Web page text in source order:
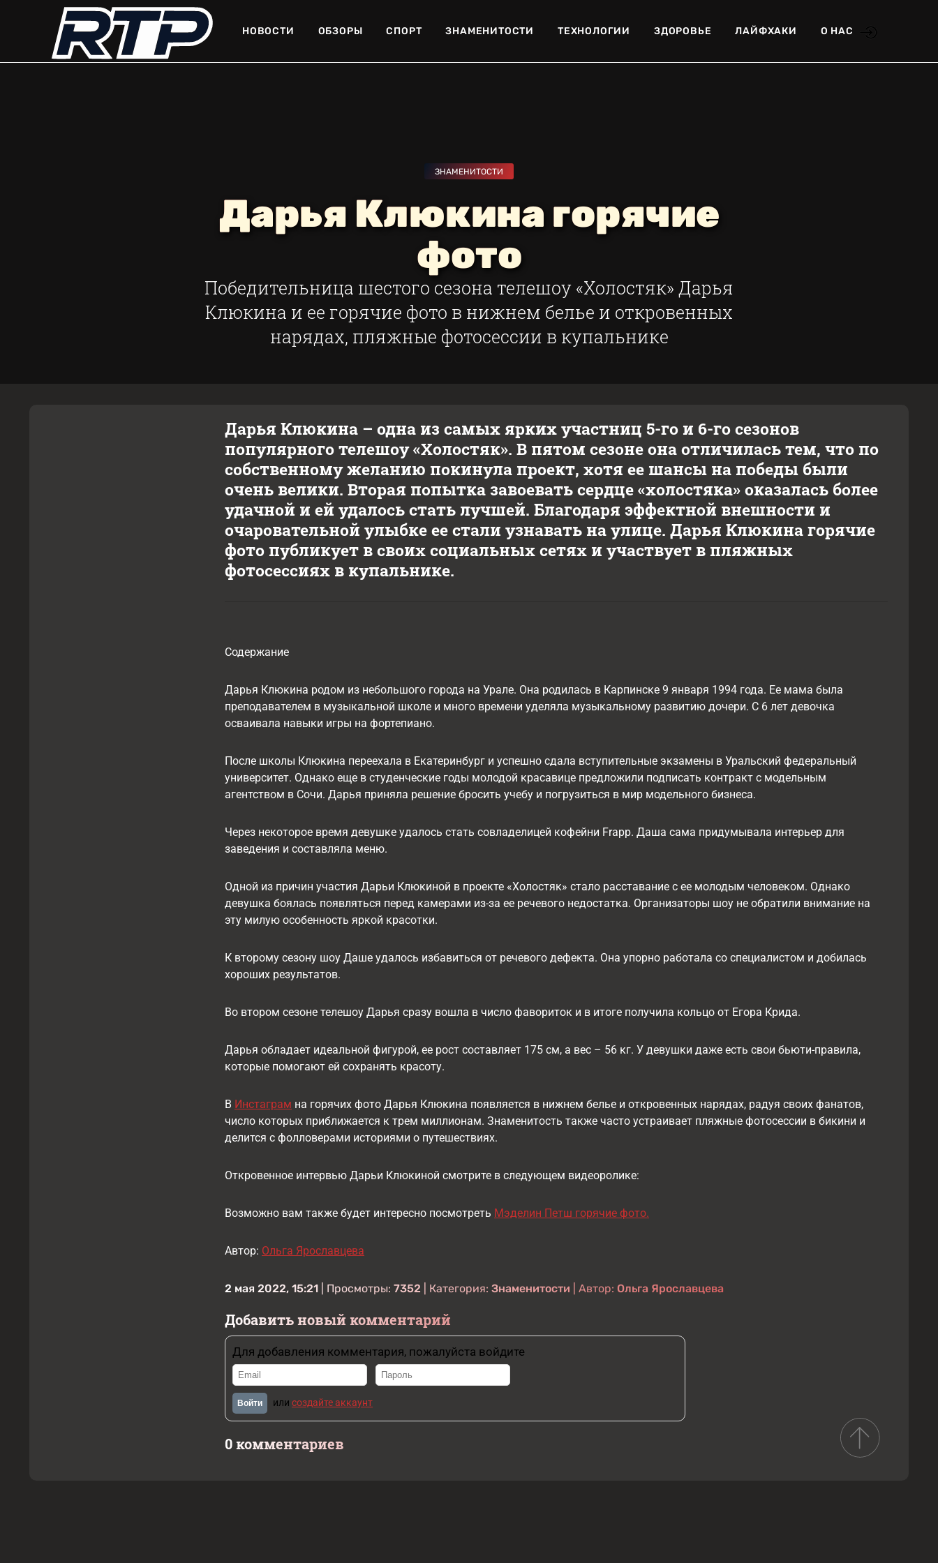
НОВОСТИ ОБЗОРЫ СПОРТ ЗНАМЕНИТОСТИ ТЕХНОЛОГИИ ЗДОРОВЬЕ ЛАЙФХАКИ О НАС
ЗНАМЕНИТОСТИ
Дарья Клюкина горячие
фото
Победительница шестого сезона телешоу «Холостяк» Дарья
Клюкина и ее горячие фото в нижнем белье и откровенных
нарядах, пляжные фотосессии в купальнике
Дарья Клюкина – одна из самых ярких участниц 5-го и 6-го сезонов
популярного телешоу «Холостяк». В пятом сезоне она отличилась тем, что по
собственному желанию покинула проект, хотя ее шансы на победы были
очень велики. Вторая попытка завоевать сердце «холостяка» оказалась более
удачной и ей удалось стать лучшей. Благодаря эффектной внешности и
очаровательной улыбке ее стали узнавать на улице. Дарья Клюкина горячие
фото публикует в своих социальных сетях и участвует в пляжных
фотосессиях в купальнике.
Содержание
Дарья Клюкина родом из небольшого города на Урале. Она родилась в Карпинске 9 января 1994 года. Ее мама была
преподавателем в музыкальной школе и много времени уделяла музыкальному развитию дочери. С 6 лет девочка
осваивала навыки игры на фортепиано.
После школы Клюкина переехала в Екатеринбург и успешно сдала вступительные экзамены в Уральский федеральный
университет. Однако еще в студенческие годы молодой красавице предложили подписать контракт с модельным
агентством в Сочи. Дарья приняла решение бросить учебу и погрузиться в мир модельного бизнеса.
Через некоторое время девушке удалось стать совладелицей кофейни Frapp. Даша сама придумывала интерьер для
заведения и составляла меню.
Одной из причин участия Дарьи Клюкиной в проекте «Холостяк» стало расставание с ее молодым человеком. Однако
девушка боялась появляться перед камерами из-за ее речевого недостатка. Организаторы шоу не обратили внимание на
эту милую особенность яркой красотки.
К второму сезону шоу Даше удалось избавиться от речевого дефекта. Она упорно работала со специалистом и добилась
хороших результатов.
Во втором сезоне телешоу Дарья сразу вошла в число фавориток и в итоге получила кольцо от Егора Крида.
Дарья обладает идеальной фигурой, ее рост составляет 175 см, а вес – 56 кг. У девушки даже есть свои бьюти-правила,
которые помогают ей сохранять красоту.
В Инстаграм на горячих фото Дарья Клюкина появляется в нижнем белье и откровенных нарядах, радуя своих фанатов,
число которых приближается к трем миллионам. Знаменитость также часто устраивает пляжные фотосессии в бикини и
делится с фолловерами историями о путешествиях.
Откровенное интервью Дарьи Клюкиной смотрите в следующем видеоролике:
Возможно вам также будет интересно посмотреть Мэделин Петш горячие фото.
Автор: Ольга Ярославцева
2 мая 2022, 15:21 | Просмотры: 7352 | Категория: Знаменитости | Автор: Ольга Ярославцева
Добавить новый комментарий
Для добавления комментария, пожалуйста войдите
Войти или создайте аккаунт
0 комментариев